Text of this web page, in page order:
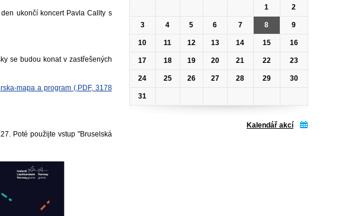
ukončí koncert Pavla Callty s
se budou konat v zastřešených
mapa a program (.PDF, 3178
Poté použijte vstup "Bruselská
1 2
3 4 5 6 7 8 9
10 11 12 13 14 15 16
17 18 19 20 21 22 23
24 25 26 27 28 29 30
31
Kalendář akcí